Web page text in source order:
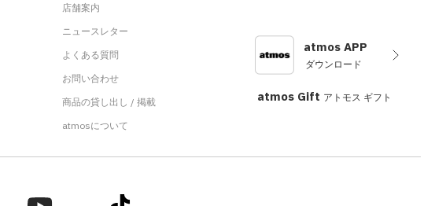
店舗案内
ニュースレター
よくある質問
お問い合わせ
商品の貸し出し / 掲載
atmosについて
atmos APP
ダウンロード
atmos Gift アトモス ギフト